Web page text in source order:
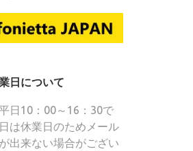
日について
日10：00～16：30で
は休業日のためメール
出来ない場合がござい